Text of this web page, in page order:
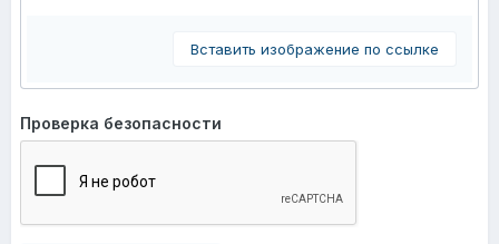
Вставить изображение по ссылке
Проверка безопасности